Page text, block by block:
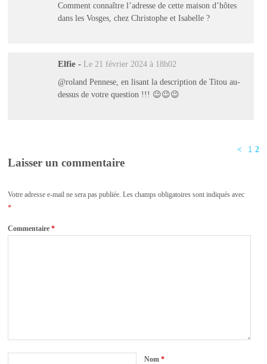
Comment connaître l’adresse de cette maison d’hôtes
dans les Vosges, chez Christophe et Isabelle ?
Elfie - Le 21 février 2024 à 18h02
@roland Pennese, en lisant la description de Titou au-
dessus de votre question !!! 😉😉😉
< 1 2
Laisser un commentaire
Votre adresse e-mail ne sera pas publiée. Les champs obligatoires sont indiqués avec
*
Commentaire*
Nom*